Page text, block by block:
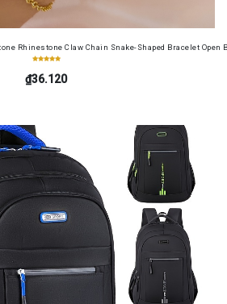
Rhinestone Claw Chain Snake-Shaped Bracelet Open
₫36.120